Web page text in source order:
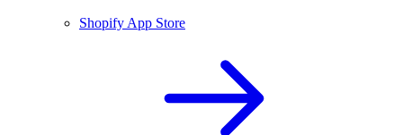
Shopify App Store